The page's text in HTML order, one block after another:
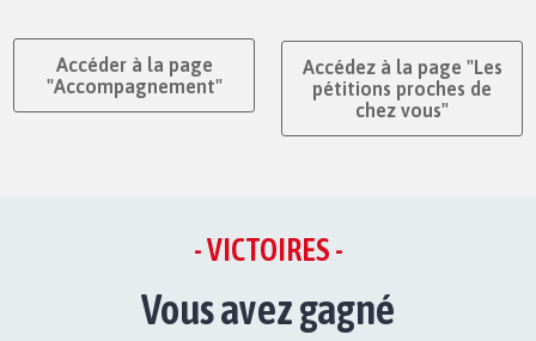
Accéder à la page
"Accompagnement"
Accédez à la page "Les
pétitions proches de
chez vous"
- VICTOIRES -
Vous avez gagné